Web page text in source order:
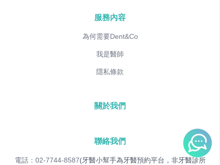
服務內容
為何需要Dent&Co
我是醫師
隱私條款
關於我們
聯絡我們
電話：02-7744-8587(牙醫小幫手為牙醫預約平台，非牙醫診所